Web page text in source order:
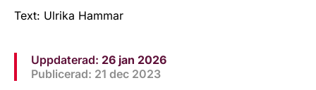
Text: Ulrika Hammar
Uppdaterad: 26 jan 2026
Publicerad: 21 dec 2023